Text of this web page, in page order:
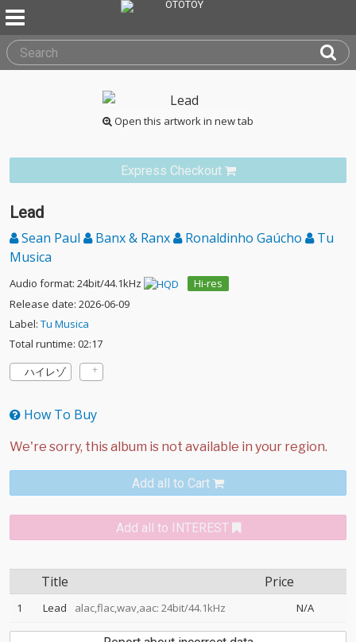
Open this artwork in new tab
Express Checkout
Lead
Sean Paul Banx & Ranx Ronaldinho Gaúcho
Tu
Musica
Audio format: 24bit/44.1kHz
Hi-res
Release date: 2026-06-09
Label: Tu Musica
Total runtime: 02:17
ハイレゾ
How To Buy
Add all to Cart
Add all to INTEREST
Title Price
1 Lead alac,flac,wav,aac: 24bit/44.1kHz N/A